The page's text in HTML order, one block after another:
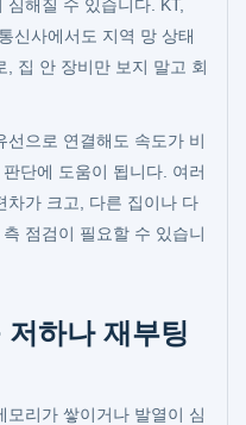
해질 수 있습니다. KT,
신사에서도 지역 망 상태
, 집 안 장비만 보지 말고 회
으로 연결해도 속도가 비
단에 도움이 됩니다. 여러
차가 크고, 다른 집이나 다
점검이 필요할 수 있습니
하나 재부팅
리가 쌓이거나 발열이 심